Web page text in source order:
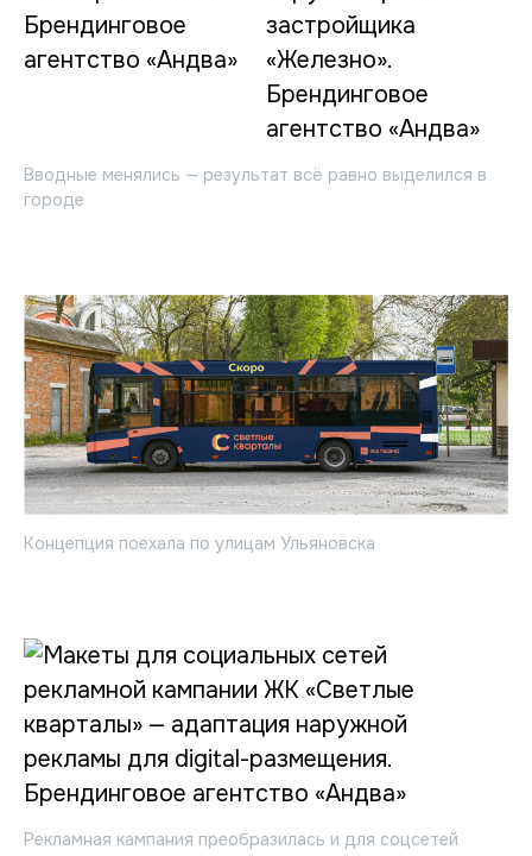
Вводные менялись — результат всё равно выделился в
городе
Концепция поехала по улицам Ульяновска
Рекламная кампания преобразилась и для соцсетей